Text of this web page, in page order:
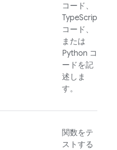
コード、
TypeScript
コード、
または
Python コ
ードを記
述しま
す。
関数をテ
ストする